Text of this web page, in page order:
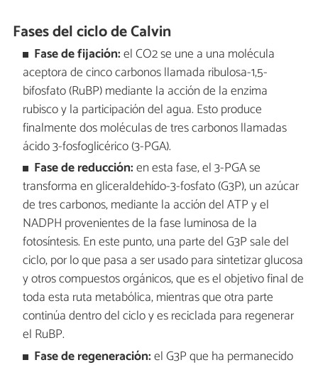
Fases del ciclo de Calvin
Fase de fijación:el CO2 se une a una molécula
aceptora de cinco carbonos llamada ribulosa-1,5-
bifosfato (RuBP) mediante la acción de la enzima
rubisco y la participación del agua. Esto produce
finalmente dos moléculas de tres carbonos llamadas
ácido 3-fosfoglicérico (3-PGA).
Fase de reducción:en esta fase, el 3-PGA se
transforma en gliceraldehído-3-fosfato (G3P), un azúcar
de tres carbonos, mediante la acción del ATP y el
NADPH provenientes de la fase luminosa de la
fotosíntesis. En este punto, una parte del G3P sale del
ciclo, por lo que pasa a ser usado para sintetizar glucosa
y otros compuestos orgánicos, que es el objetivo final de
toda esta ruta metabólica, mientras que otra parte
continúa dentro del ciclo y es reciclada para regenerar
el RuBP.
Fase de regeneración:el G3P que ha permanecido